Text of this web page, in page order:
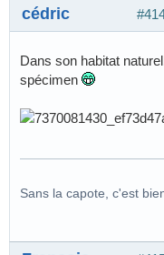
cédric
Dans son habitat
spécimen
Sans la capote, c'est